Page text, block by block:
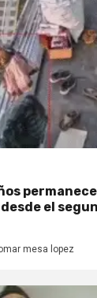
el
mesa lopez